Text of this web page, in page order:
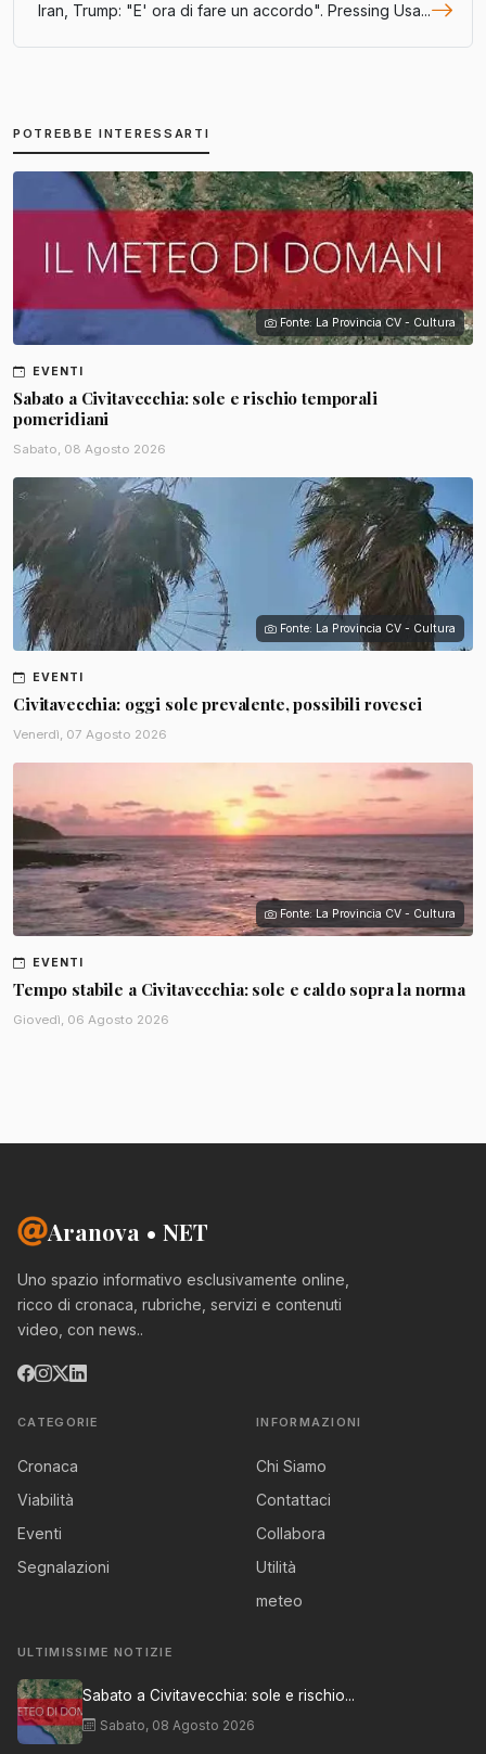
Iran, Trump: "E' ora di fare un accordo". Pressing Usa...
POTREBBE INTERESSARTI
Fonte: La Provincia CV - Cultura
EVENTI
Sabato a Civitavecchia: sole e rischio temporali
pomeridiani
Sabato, 08 Agosto 2026
Fonte: La Provincia CV - Cultura
EVENTI
Civitavecchia: oggi sole prevalente, possibili rovesci
Venerdì, 07 Agosto 2026
Fonte: La Provincia CV - Cultura
EVENTI
Tempo stabile a Civitavecchia: sole e caldo sopra la norma
Giovedì, 06 Agosto 2026
Aranova • NET
Uno spazio informativo esclusivamente online,
ricco di cronaca, rubriche, servizi e contenuti
video, con news..
CATEGORIE
Cronaca
Viabilità
Eventi
Segnalazioni
INFORMAZIONI
Chi Siamo
Contattaci
Collabora
Utilità
meteo
ULTIMISSIME NOTIZIE
Sabato a Civitavecchia: sole e rischio...
Sabato, 08 Agosto 2026